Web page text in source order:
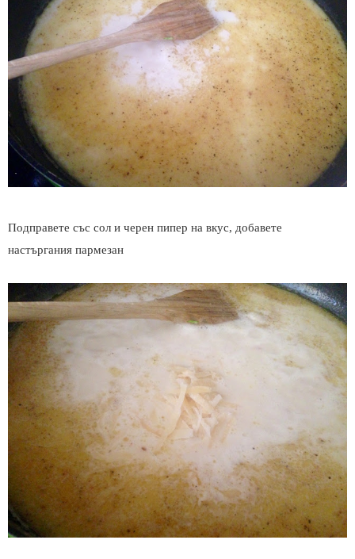
Подправете със сол и черен пипер на вкус, добавете
настъргания пармезан